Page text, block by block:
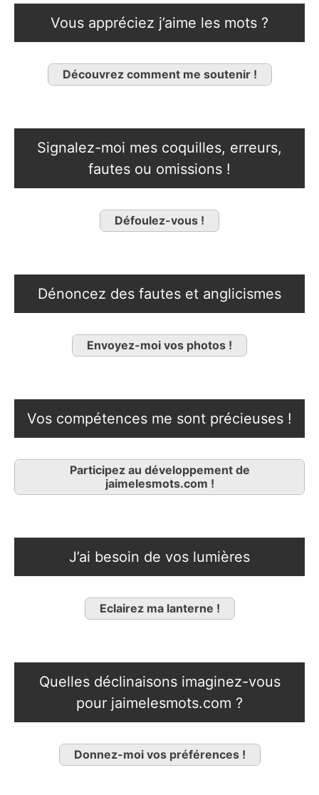
Vous appréciez j’aime les mots ?
Découvrez comment me soutenir !
Signalez-moi mes coquilles, erreurs,
fautes ou omissions !
Défoulez-vous !
Dénoncez des fautes et anglicismes
Envoyez-moi vos photos !
Vos compétences me sont précieuses !
Participez au développement de
jaimelesmots.com !
J’ai besoin de vos lumières
Eclairez ma lanterne !
Quelles déclinaisons imaginez-vous
pour jaimelesmots.com ?
Donnez-moi vos préférences !